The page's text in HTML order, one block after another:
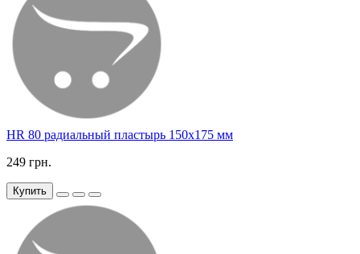
HR 80 радиальный пластырь 150х175 мм
249 грн.
Купить